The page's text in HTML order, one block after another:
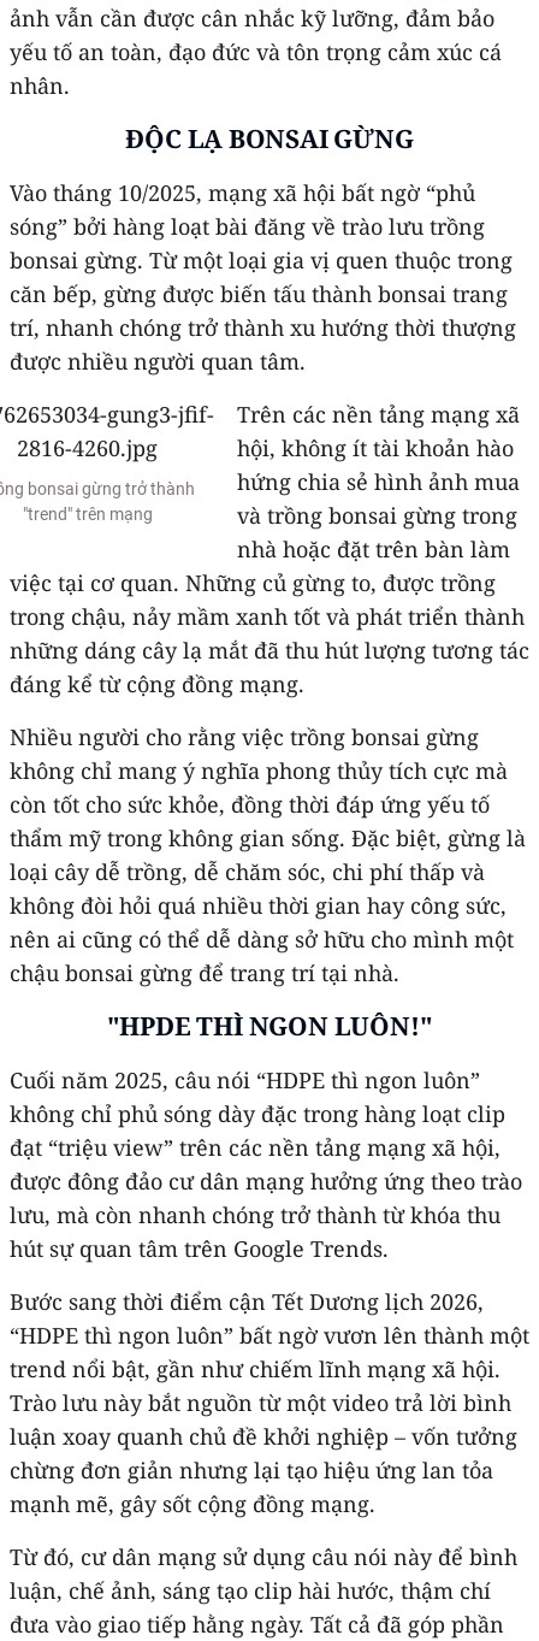
ảnh vẫn cần được cân nhắc kỹ lưỡng, đảm bảo
yếu tố an toàn, đạo đức và tôn trọng cảm xúc cá
nhân.
ĐỘC LẠ BONSAI GỪNG
Vào tháng 10/2025, mạng xã hội bất ngờ “phủ
sóng” bởi hàng loạt bài đăng về trào lưu trồng
bonsai gừng. Từ một loại gia vị quen thuộc trong
căn bếp, gừng được biến tấu thành bonsai trang
trí, nhanh chóng trở thành xu hướng thời thượng
được nhiều người quan tâm.
bonsai gừng trở thành
"trend" trên mạng
Trên các nền tảng mạng xã
hội, không ít tài khoản hào
hứng chia sẻ hình ảnh mua
và trồng bonsai gừng trong
nhà hoặc đặt trên bàn làm
việc tại cơ quan. Những củ gừng to, được trồng
trong chậu, nảy mầm xanh tốt và phát triển thành
những dáng cây lạ mắt đã thu hút lượng tương tác
đáng kể từ cộng đồng mạng.
Nhiều người cho rằng việc trồng bonsai gừng
không chỉ mang ý nghĩa phong thủy tích cực mà
còn tốt cho sức khỏe, đồng thời đáp ứng yếu tố
thẩm mỹ trong không gian sống. Đặc biệt, gừng là
loại cây dễ trồng, dễ chăm sóc, chi phí thấp và
không đòi hỏi quá nhiều thời gian hay công sức,
nên ai cũng có thể dễ dàng sở hữu cho mình một
chậu bonsai gừng để trang trí tại nhà.
"HPDE THÌ NGON LUÔN!"
Cuối năm 2025, câu nói “HDPE thì ngon luôn”
không chỉ phủ sóng dày đặc trong hàng loạt clip
đạt “triệu view” trên các nền tảng mạng xã hội,
được đông đảo cư dân mạng hưởng ứng theo trào
lưu, mà còn nhanh chóng trở thành từ khóa thu
hút sự quan tâm trên Google Trends.
Bước sang thời điểm cận Tết Dương lịch 2026,
“HDPE thì ngon luôn” bất ngờ vươn lên thành một
trend nổi bật, gần như chiếm lĩnh mạng xã hội.
Trào lưu này bắt nguồn từ một video trả lời bình
luận xoay quanh chủ đề khởi nghiệp – vốn tưởng
chừng đơn giản nhưng lại tạo hiệu ứng lan tỏa
mạnh mẽ, gây sốt cộng đồng mạng.
Từ đó, cư dân mạng sử dụng câu nói này để bình
luận, chế ảnh, sáng tạo clip hài hước, thậm chí
đưa vào giao tiếp hằng ngày. Tất cả đã góp phần